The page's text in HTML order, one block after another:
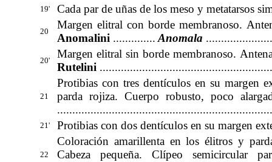
19' Cada par de uñas de los meso y metatarsos
20
Margen elitral con borde membranoso.
Anomalini .............. Anomala
20'
Margen elitral sin borde membranoso.
Rutelini
21
Protibias con tres dentículos en su margen
parda rojiza. Cuerpo robusto, poco
21' Protibias con dos dentículos en su margen
22
Coloración amarillenta en los élitros y
Cabeza pequeña. Clípeo semicircular